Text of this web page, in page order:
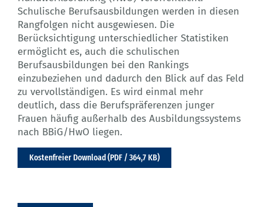
Schulische Berufsausbildungen werden in diesen
Rangfolgen nicht ausgewiesen. Die
Berücksichtigung unterschiedlicher Statistiken
ermöglicht es, auch die schulischen
Berufsausbildungen bei den Rankings
einzubeziehen und dadurch den Blick auf das Feld
zu vervollständigen. Es wird einmal mehr
deutlich, dass die Berufspräferenzen junger
Frauen häufig außerhalb des Ausbildungssystems
nach BBiG/HwO liegen.
Kostenfreier Download (PDF / 364,7 KB)